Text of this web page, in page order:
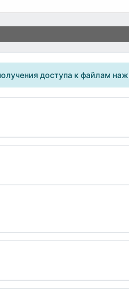
доступа к файлам